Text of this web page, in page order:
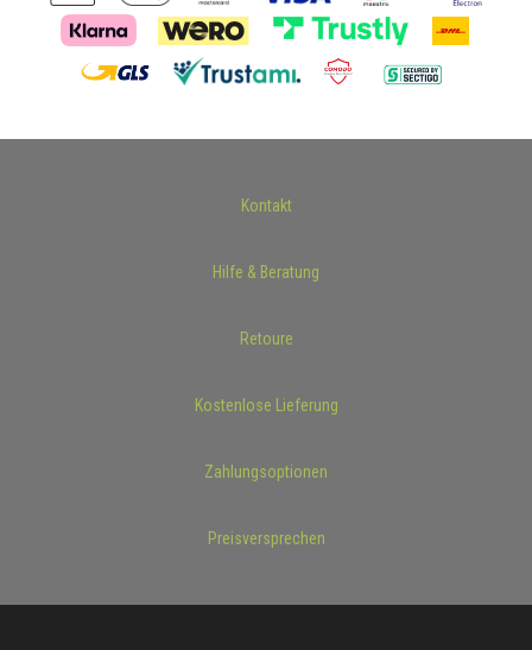
Kontakt
Hilfe & Beratung
Retoure
Kostenlose Lieferung
Zahlungsoptionen
Preisversprechen